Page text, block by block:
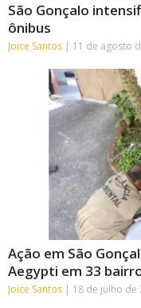
São Gonçalo
ônibus
Joice Santos 11 de agosto
Ação em São
Aegypti em 33
Joice Santos 18 de julho de